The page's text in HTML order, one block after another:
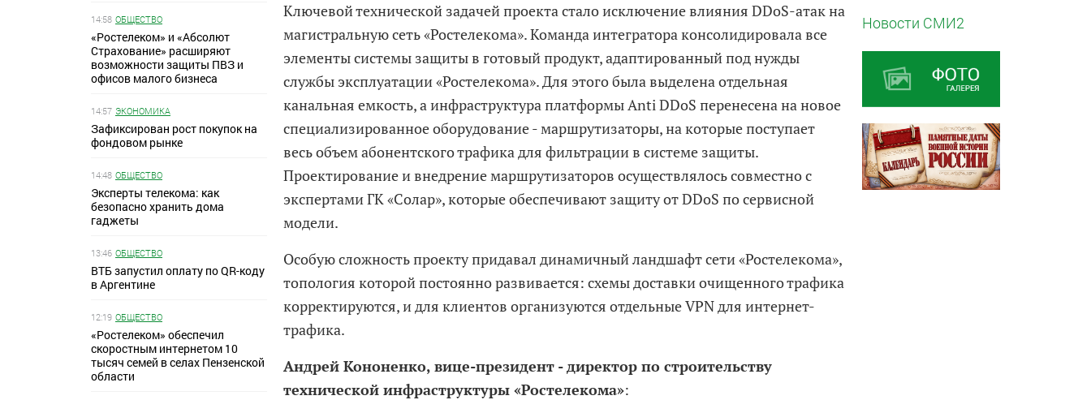
14:58 ОБЩЕСТВО
«Ростелеком» и «Абсолют
Страхование» расширяют
возможности защиты ПВЗ и
офисов малого бизнеса
14:57 ЭКОНОМИКА
Зафиксирован рост покупок на
фондовом рынке
14:48 ОБЩЕСТВО
Эксперты телекома: как
безопасно хранить дома
гаджеты
13:46 ОБЩЕСТВО
ВТБ запустил оплату по QR-коду
в Аргентине
12:19 ОБЩЕСТВО
«Ростелеком» обеспечил
скоростным интернетом 10
тысяч семей в селах Пензенской
области
Ключевой технической задачей проекта стало исключение влияния DDoS-атак на
магистральную сеть «Ростелекома». Команда интегратора консолидировала все
элементы системы защиты в готовый продукт, адаптированный под нужды
службы эксплуатации «Ростелекома». Для этого была выделена отдельная
канальная емкость, а инфраструктура платформы Anti DDoS перенесена на новое
специализированное оборудование - маршрутизаторы, на которые поступает
весь объем абонентского трафика для фильтрации в системе защиты.
Проектирование и внедрение маршрутизаторов осуществлялось совместно с
экспертами ГК «Солар», которые обеспечивают защиту от DDoS по сервисной
модели.
Особую сложность проекту придавал динамичный ландшафт сети «Ростелекома»,
топология которой постоянно развивается: схемы доставки очищенного трафика
корректируются, и для клиентов организуются отдельные VPN для интернет-
трафика.
Андрей Кононенко, вице-президент - директор по строительству
технической инфраструктуры «Ростелекома»:
Новости СМИ2